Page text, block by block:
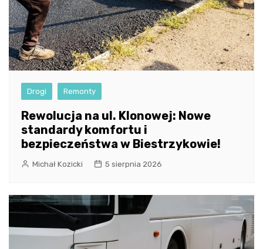
Drogi Remonty
Rewolucja na ul. Klonowej: Nowe
standardy komfortu i
bezpieczeństwa w Biestrzykowie!
Michał Kozicki 5 sierpnia 2026